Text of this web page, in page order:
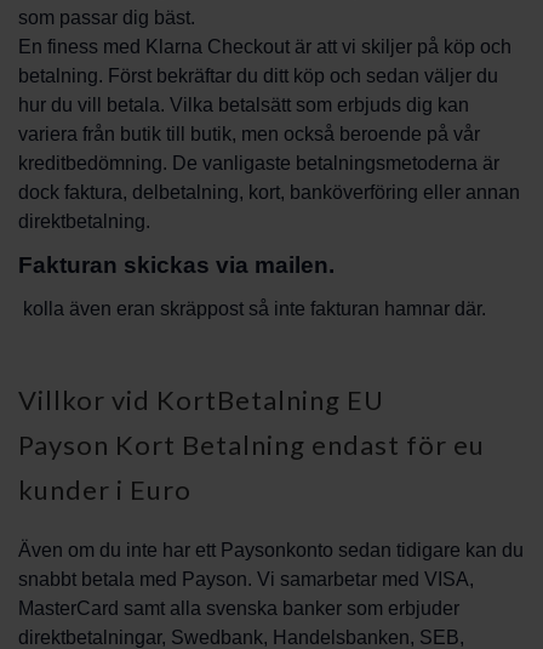
som passar dig bäst.
En finess med Klarna Checkout är att vi skiljer på köp och
betalning. Först bekräftar du ditt köp och sedan väljer du
hur du vill betala. Vilka betalsätt som erbjuds dig kan
variera från butik till butik, men också beroende på vår
kreditbedömning. De vanligaste betalningsmetoderna är
dock faktura, delbetalning, kort, banköverföring eller annan
direktbetalning.
Fakturan skickas via mailen.
kolla även eran skräppost så inte fakturan hamnar där.
Villkor vid KortBetalning EU
Payson Kort Betalning endast för eu
kunder i Euro
Även om du inte har ett Paysonkonto sedan tidigare kan du
snabbt betala med Payson. Vi samarbetar med VISA,
MasterCard samt alla svenska banker som erbjuder
direktbetalningar, Swedbank, Handelsbanken, SEB,